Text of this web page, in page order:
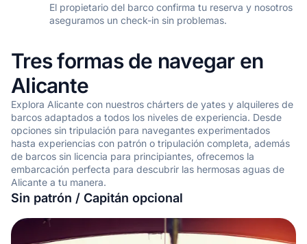
El propietario del barco confirma tu reserva y nosotros
aseguramos un check-in sin problemas.
Tres formas de navegar en
Alicante
Explora Alicante con nuestros chárters de yates y alquileres de
barcos adaptados a todos los niveles de experiencia. Desde
opciones sin tripulación para navegantes experimentados
hasta experiencias con patrón o tripulación completa, además
de barcos sin licencia para principiantes, ofrecemos la
embarcación perfecta para descubrir las hermosas aguas de
Alicante a tu manera.
Sin patrón / Capitán opcional